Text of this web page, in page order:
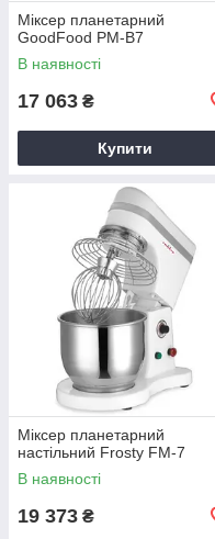
Міксер планетарний
GoodFood PM-B7
В наявності
17 063 ₴
Купити
Міксер планетарний
настільний Frosty FM-7
В наявності
19 373 ₴